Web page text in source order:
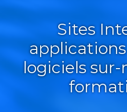
Sites
logiciels